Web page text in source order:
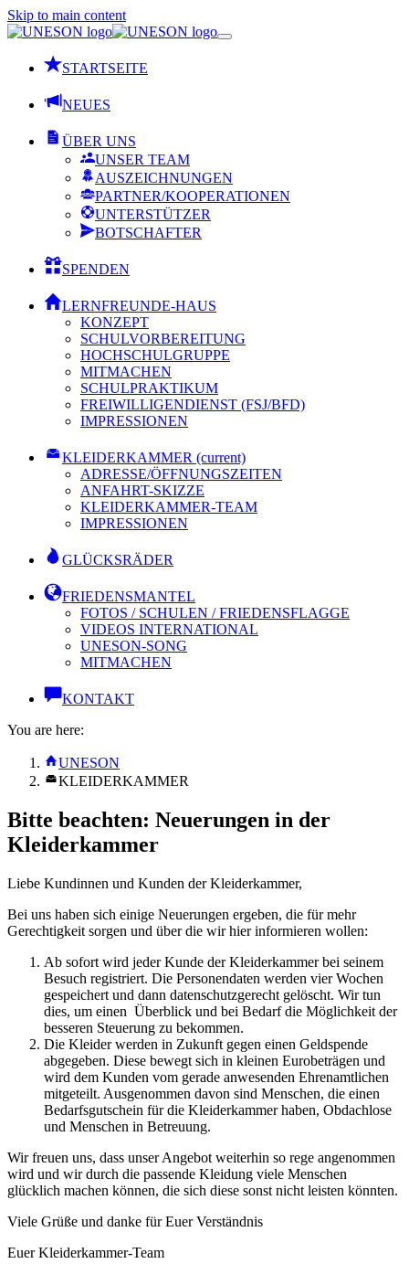
Skip to main content
STARTSEITE
NEUES
ÜBER UNS
UNSER TEAM
AUSZEICHNUNGEN
PARTNER/KOOPERATIONEN
UNTERSTÜTZER
BOTSCHAFTER
SPENDEN
LERNFREUNDE-HAUS
KONZEPT
SCHULVORBEREITUNG
HOCHSCHULGRUPPE
MITMACHEN
SCHULPRAKTIKUM
FREIWILLIGENDIENST (FSJ/BFD)
IMPRESSIONEN
KLEIDERKAMMER (current)
ADRESSE/ÖFFNUNGSZEITEN
ANFAHRT-SKIZZE
KLEIDERKAMMER-TEAM
IMPRESSIONEN
GLÜCKSRÄDER
FRIEDENSMANTEL
FOTOS / SCHULEN / FRIEDENSFLAGGE
VIDEOS INTERNATIONAL
UNESON-SONG
MITMACHEN
KONTAKT
You are here:
UNESON
KLEIDERKAMMER
Bitte beachten: Neuerungen in der
Kleiderkammer
Liebe Kundinnen und Kunden der Kleiderkammer,
Bei uns haben sich einige Neuerungen ergeben, die für mehr
Gerechtigkeit sorgen und über die wir hier informieren wollen:
Ab sofort wird jeder Kunde der Kleiderkammer bei seinem
Besuch registriert. Die Personendaten werden vier Wochen
gespeichert und dann datenschutzgerecht gelöscht. Wir tun
dies, um einen Überblick und bei Bedarf die Möglichkeit der
besseren Steuerung zu bekommen.
Die Kleider werden in Zukunft gegen einen Geldspende
abgegeben. Diese bewegt sich in kleinen Eurobeträgen und
wird dem Kunden vom gerade anwesenden Ehrenamtlichen
mitgeteilt. Ausgenommen davon sind Menschen, die einen
Bedarfsgutschein für die Kleiderkammer haben, Obdachlose
und Menschen in Betreuung.
Wir freuen uns, dass unser Angebot weiterhin so rege angenommen
wird und wir durch die passende Kleidung viele Menschen
glücklich machen können, die sich diese sonst nicht leisten könnten.
Viele Grüße und danke für Euer Verständnis
Euer Kleiderkammer-Team